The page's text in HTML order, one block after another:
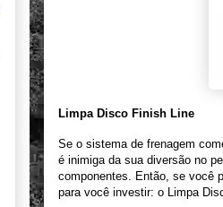
Limpa Disco Finish Line
Se o sistema de frenagem
é inimiga da sua diversão no
componentes. Então, se você
para você investir: o Limpa